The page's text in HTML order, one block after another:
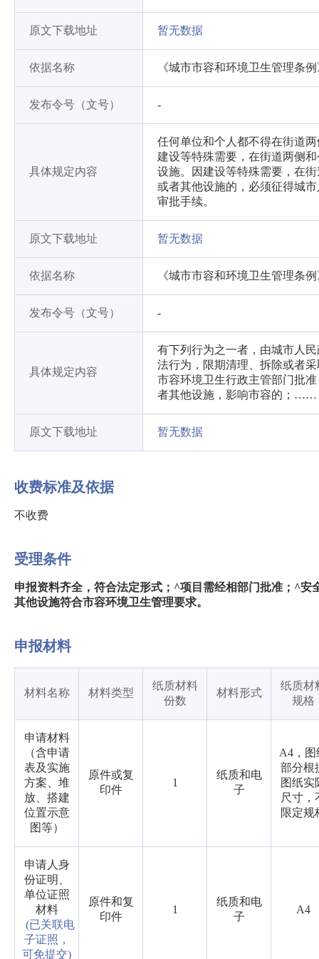
原文下载地址 暂无数据
依据名称 《城市市容和环境卫生管理条
发布令号（文号） -
具体规定内容
任何单位和个人都不得在街道
建设等特殊需要，在街道两侧
设施。因建设等特殊需要，在
或者其他设施的，必须征得城
审批手续。
原文下载地址 暂无数据
依据名称 《城市市容和环境卫生管理条
发布令号（文号） -
具体规定内容
有下列行为之一者，由城市人
法行为，限期清理、拆除或者
市容环境卫生行政主管部门批
者其他设施，影响市容的；……
原文下载地址 暂无数据
收费标准及依据
不收费
受理条件
申报资料齐全，符合法定形式；^项目需经相部门批准；^
其他设施符合市容环境卫生管理要求。
申报材料
材料名称 材料类型
纸质材料
份数
材料形式
纸质材
规格
申请材料
（含申请
表及实施
方案、堆
放、搭建
位置示意
图等）
原件或复
印件
1
纸质和电
子
A4，图
部分根
图纸实
尺寸，
限定规
申请人身
份证明、
单位证照
材料
(已关联电
子证照，
可免提交)
原件和复
印件
1
纸质和电
子
A4